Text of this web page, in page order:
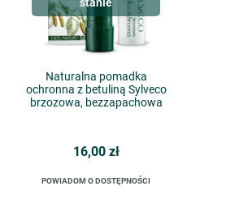
Naturalna pomadka
ochronna z betuliną Sylveco
brzozowa, bezzapachowa
16,00 zł
POWIADOM O DOSTĘPNOŚCI